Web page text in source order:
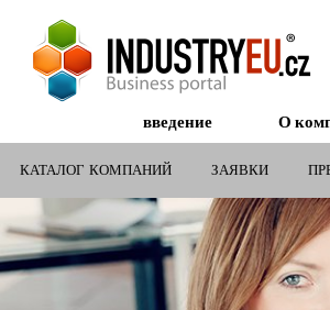
введение О
КАТАЛОГ КОМПАНИЙ ЗАЯВКИ
СУБСИДИИ ДЛЯ КОМПАНИЙ